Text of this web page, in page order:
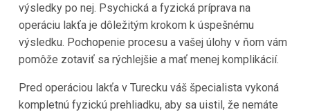
výsledky po nej. Psychická a fyzická príprava na
operáciu lakťa je dôležitým krokom k úspešnému
výsledku. Pochopenie procesu a vašej úlohy v ňom vám
pomôže zotaviť sa rýchlejšie a mať menej komplikácií.
Pred operáciou lakťa v Turecku váš špecialista vykoná
kompletnú fyzickú prehliadku, aby sa uistil, že nemáte